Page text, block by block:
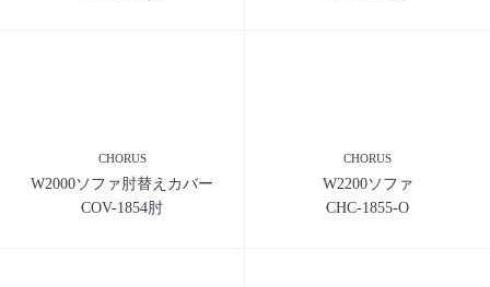
CHORUS
W2000ソファ肘替えカバー
COV-1854肘
CHORUS
W2200ソファ
CHC-1855-O